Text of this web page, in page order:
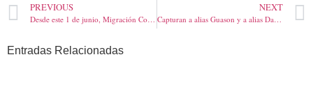
PREVIOUS
Desde este 1 de junio, Migración Colombia estableció horarios de entrada y salida, y sistema de pico y cédula para ingreso en frontera con Venezuela
NEXT
Capturan a alias Guason y a alias Daniel en Sincelejo, eran solicitados por reincidentes en delitos de hurto calificado
Entradas Relacionadas